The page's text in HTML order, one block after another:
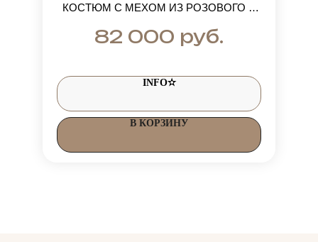
КОСТЮМ С МЕХОМ ИЗ РОЗОВОГО И
82 000 руб.
INFO✫
В КОРЗИНУ